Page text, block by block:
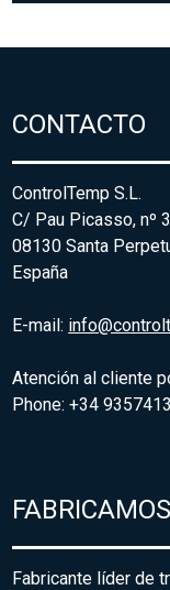
CONTACTO
ControlTemp S.L.
C/ Pau Picasso, nº 3
08130 Santa
España
E-mail:
Atención al cliente
Phone: +34
FABRICAMOS
Fabricante líder de